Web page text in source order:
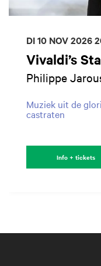
Vivaldi’s
Philippe
Muziek uit de
castraten
DI 10 NOV 2026
Info + tickets